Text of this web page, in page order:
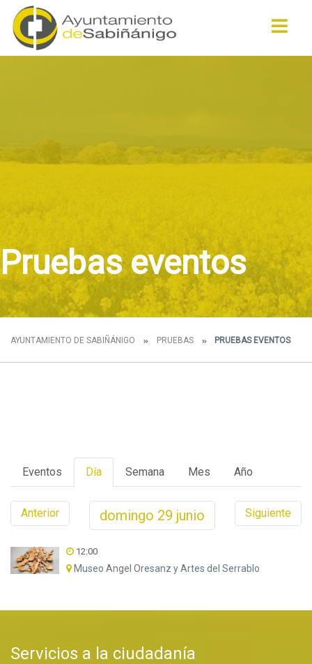
Pruebas eventos
AYUNTAMIENTO DE SABIÑÁNIGO PRUEBAS PRUEBAS EVENTOS
Eventos Día Semana Mes Año
Anterior domingo 29 junio Siguiente
12:00
Museo Angel Oresanz y Artes del Serrablo
Servicios a la ciudadanía